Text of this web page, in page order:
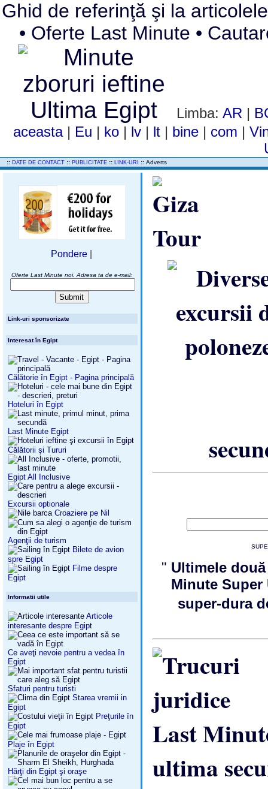
Ghid de referinţă şi la
• Oferte Last Minute •
Limba:AR |
aceasta | Eu | ko | lv | lt | bine | com |
:: DATE DE CONTACT :: PUBLICITATE :: LINK-URI :: Adverts
Pondere
Oferte Last Minute noi. Adresa ta de e-mail:
Link-uri sponsorizate
Interesat în Egipt
Călătorie în Egipt - Pagina principală
Hoteluri în Egipt
Last Minute Egipt
Călătorii şi Tururi
Egipt All Inclusive
Excursii optionale
Croaziere pe Nil
Agenţii de turism
Bilete de avion
spre Egipt
Filme despre
Egipt
Informatii utile
Articole
interesante despre Egipt
Ce aveţi nevoie pentru a vedea în
Egipt
Sfaturi pentru turisti
Starea vremii in
Egipt
Preţurile în
Egipt
Plaje în Egipt
Hărţi din Egipt şi oraşe
" Ultimele
Minute
super-dura
ultima